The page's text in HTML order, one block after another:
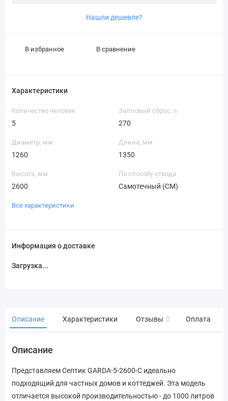
Нашли дешевле?
В избранное В сравнение
Характеристики
Количество человек
5
Залповый сброс, л
270
Диаметр, мм
1260
Длина, мм
1350
Высота, мм
2600
По способу отвода
Самотечный (СМ)
Все характеристики
Информация о доставке
Загрузка...
Описание Характеристики Отзывы 0 Оплата
Описание
Представляем Септик GARDA-5-2600-C идеально
подходящий для частных домов и коттеджей. Эта модель
отличается высокой производительностью - до 1000 литров